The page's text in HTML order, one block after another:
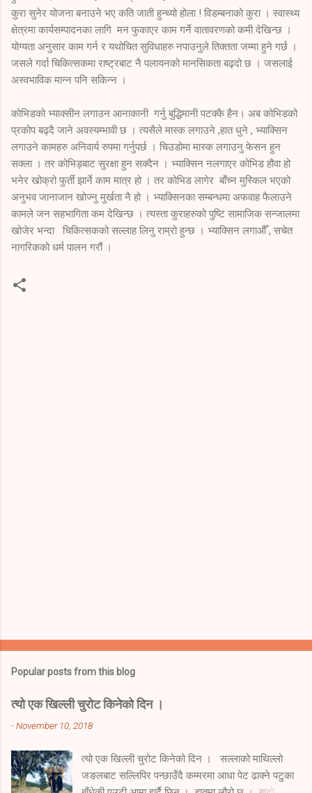
कुरा सुनेर योजना बनाउने भए कति जाती हुन्थ्यो होला ! विडम्बनाको कुरा । स्वास्थ्य
क्षेत्रमा कार्यसम्पादनका लागि मन फुकाएर काम गर्ने वातावरणको कमी देखिन्छ ।
योग्यता अनुसार काम गर्न र यथोचित सुविधाहरु नपाउनुले तिक्तता जम्मा हुने गर्छ ।
जसले गर्दा चिकित्सकमा राष्ट्रबाट नै पलायनको मानसिकता बढ्दो छ । जसलाई
अस्वभाविक मान्न पनि सकिन्न ।
कोभिडको भ्याक्सीन लगाउन आनाकानी गर्नु बुद्धिमानी पटक्कै हैन। अब कोभिडको
प्रकोप बढ्दै जाने अवस्यम्भावी छ । त्यसैले मास्क लगाउने ,हात धुने , भ्याक्सिन
लगाउने कामहरु अनिवार्य रुपमा गर्नुपर्छ । चिउडोमा मास्क लगाउनु फेसन हुन
सक्ला । तर कोभिड्बाट सुरक्षा हुन सक्दैन । भ्याक्सिन नलगाएर कोभिड हौवा हो
भनेर खोक्रो फुर्ती झार्ने काम मात्र हो । तर कोभिड लागेर बाँच्न मुस्किल भएको
अनुभव जानाजान खोज्नु मुर्खता नै हो । भ्याक्सिनका सम्बन्धमा अफवाह फैलाउने
कामले जन सहभागिता कम देखिन्छ । त्यस्ता कुराहरुको पुष्टि सामाजिक सन्जालमा
खोजेर भन्दा चिकित्सकको सल्लाह लिनु राम्रो हुन्छ । भ्याक्सिन लगाऔँ , सचेत
नागरिकको धर्म पालन गरौं ।
Popular posts from this blog
त्यो एक खिल्ली चुरोट किनेको दिन ।
-November 10, 2018
त्यो एक खिल्ली चुरोट किनेको दिन । सल्लाको माथिल्लो
जङलबाट सल्लिपिर पन्छाउँदै कम्मरमा आधा पेट ढाक्ने पटुका